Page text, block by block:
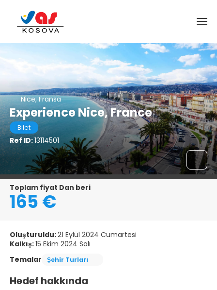
Nice, Fransa
Experience Nice, France
Bilet
Ref ID:13114501
Toplam fiyat Dan beri
165 €
Oluşturuldu:21 Eylül 2024 Cumartesi
Kalkış:15 Ekim 2024 Salı
Temalar
Şehir Turları
Hedef hakkında